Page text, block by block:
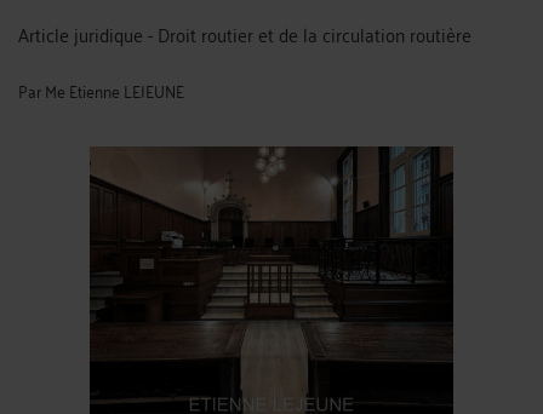
Article juridique - Droit routier et de la circulation routière
ParMe Etienne LEJEUNE